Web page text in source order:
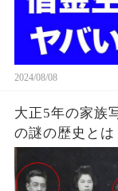
2024/08/08
大正5年の家族
の謎の歴史とは